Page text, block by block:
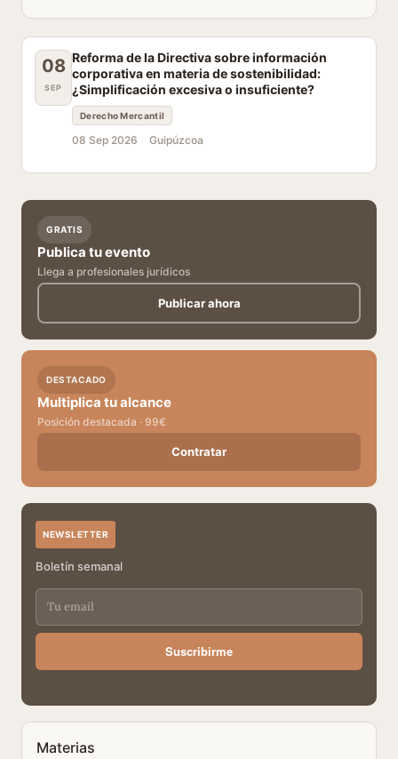
08
SEP
Reforma de la Directiva sobre información
corporativa en materia de sostenibilidad:
¿Simplificación excesiva o insuficiente?
Derecho Mercantil
08 Sep 2026 Guipúzcoa
GRATIS
Publica tu evento
Llega a profesionales jurídicos
Publicar ahora
DESTACADO
Multiplica tu alcance
Posición destacada · 99€
Contratar
NEWSLETTER
Boletín semanal
Suscribirme
Materias